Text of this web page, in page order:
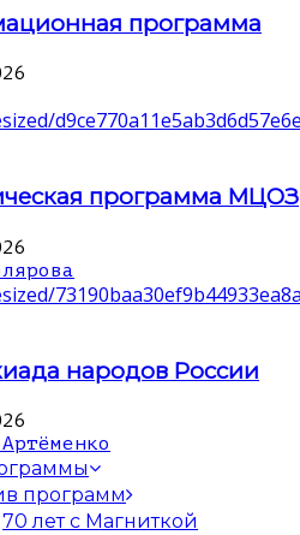
программа
программа МЦОЗ
народов России
программ
70 лет с Магниткой